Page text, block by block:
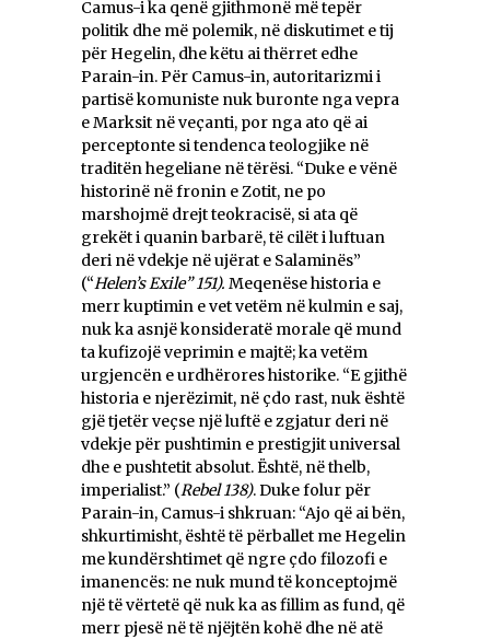
Camus-i ka qenë gjithmonë më tepër
politik dhe më polemik, në diskutimet e tij
për Hegelin, dhe këtu ai thërret edhe
Parain-in. Për Camus-in, autoritarizmi i
partisë komuniste nuk buronte nga vepra
e Marksit në veçanti, por nga ato që ai
perceptonte si tendenca teologjike në
traditën hegeliane në tërësi. “Duke e vënë
historinë në fronin e Zotit, ne po
marshojmë drejt teokracisë, si ata që
grekët i quanin barbarë, të cilët i luftuan
deri në vdekje në ujërat e Salaminës”
(“Helen’s Exile” 151). Meqenëse historia e
merr kuptimin e vet vetëm në kulmin e saj,
nuk ka asnjë konsideratë morale që mund
ta kufizojë veprimin e majtë; ka vetëm
urgjencën e urdhërores historike. “E gjithë
historia e njerëzimit, në çdo rast, nuk është
gjë tjetër veçse një luftë e zgjatur deri në
vdekje për pushtimin e prestigjit universal
dhe e pushtetit absolut. Është, në thelb,
imperialist.” (Rebel 138). Duke folur për
Parain-in, Camus-i shkruan: “Ajo që ai bën,
shkurtimisht, është të përballet me Hegelin
me kundërshtimet që ngre çdo filozofi e
imanencës: ne nuk mund të konceptojmë
një të vërtetë që nuk ka as fillim as fund, që
merr pjesë në të njëjtën kohë dhe në atë